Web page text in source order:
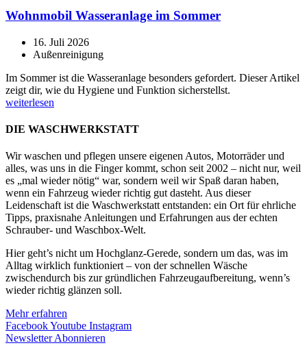
Wohnmobil Wasseranlage im Sommer
16. Juli 2026
Außenreinigung
Im Sommer ist die Wasseranlage besonders gefordert. Dieser Artikel
zeigt dir, wie du Hygiene und Funktion sicherstellst.
weiterlesen
DIE WASCHWERKSTATT
Wir waschen und pflegen unsere eigenen Autos, Motorräder und
alles, was uns in die Finger kommt, schon seit 2002 – nicht nur, weil
es „mal wieder nötig“ war, sondern weil wir Spaß daran haben,
wenn ein Fahrzeug wieder richtig gut dasteht. Aus dieser
Leidenschaft ist die Waschwerkstatt entstanden: ein Ort für ehrliche
Tipps, praxisnahe Anleitungen und Erfahrungen aus der echten
Schrauber- und Waschbox-Welt.
Hier geht’s nicht um Hochglanz-Gerede, sondern um das, was im
Alltag wirklich funktioniert – von der schnellen Wäsche
zwischendurch bis zur gründlichen Fahrzeugaufbereitung, wenn’s
wieder richtig glänzen soll.
Mehr erfahren
FacebookYoutube Instagram
Newsletter Abonnieren